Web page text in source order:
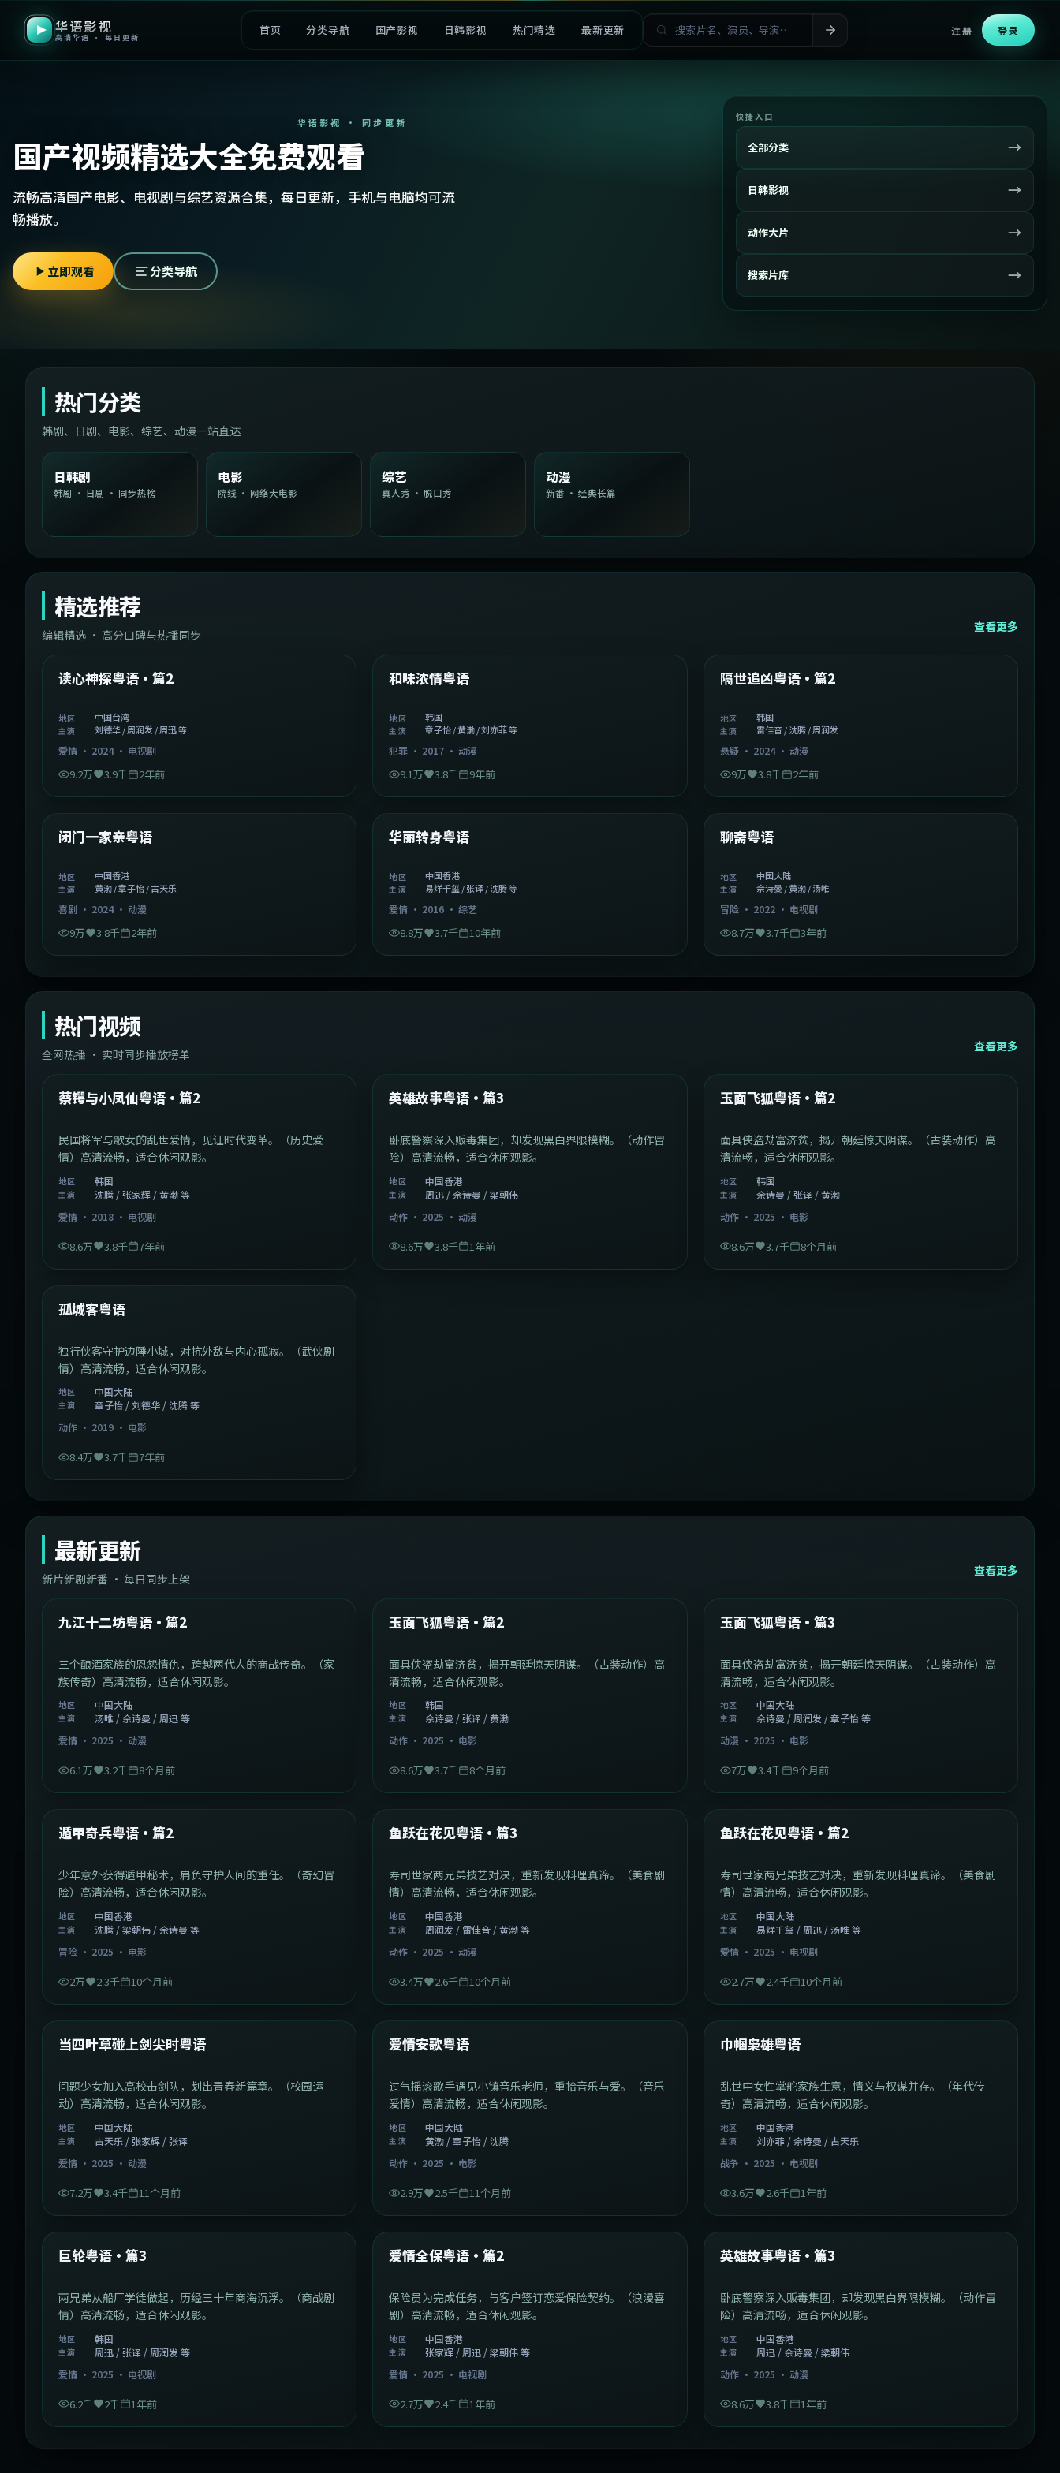
华语影视
高清华语 · 每日更新 首页 分类导航 国产影视 日韩影视 热门精选 最新更新 注册 登录
华语影视 · 同步更新
国产视频精选大全免费观看
流畅高清国产电影、电视剧与综艺资源合集，每日更新，手机与电脑均可流
畅播放。
立即观看 分类导航
快捷入口
全部分类 →
日韩影视 →
动作大片 →
搜索片库 →
热门分类
韩剧、日剧、电影、综艺、动漫一站直达
日韩剧
韩剧 · 日剧 · 同步热榜
电影
院线 · 网络大电影
综艺
真人秀 · 脱口秀
动漫
新番 · 经典长篇
精选推荐
编辑精选 · 高分口碑与热播同步
查看更多
精选
中国台湾
读心神探粤语·篇2
地区 中国台湾
主演 刘德华 / 周润发 / 周迅 等
爱情 · 2024· 电视剧
9.2万 3.9千 2年前
精选
和味浓情粤语
地区 韩国
主演 章子怡 / 黄渤 / 刘亦菲 等
犯罪 · 2017 ·动漫
9.1万 3.8千 9年前
精选
2:05:21
隔世追凶粤语·篇2
地区 韩国
主演 雷佳音 / 沈腾 / 周润发
悬疑· 2024· 动漫
9万 3.8千 2年前
精选
中国香港 1:06:37
闭门一家亲粤语
地区 中国香港
主演 黄渤 / 章子怡 / 古天乐
喜剧 · 2024· 动漫
9万 3.8千 2年前
精选
中国香港 1:27:50
华丽转身粤语
地区 中国香港
主演 易烊千玺 / 张译 / 沈腾 等
爱情 · 2016 ·综艺
8.8万 3.7千 10年前
精选
中国大陆 2:02:43
聊斋粤语
地区 中国大陆
主演 佘诗曼 / 黄渤 / 汤唯
冒险· 2022· 电视剧
8.7万 3.7千 3年前
热门视频
全网热播 · 实时同步播放榜单
查看更多
热门
韩国
蔡锷与小凤仙粤语·篇2
民国将军与歌女的乱世爱情，见证时代变革。（历史爱
情）高清流畅，适合休闲观影。
地区 韩国
主演
沈腾 / 张家辉 / 黄渤 等
爱情 · 2018 · 电视剧
8.6万 3.8千 7年前
热门
英雄故事粤语·篇3
卧底警察深入贩毒集团，却发现黑白界限模糊。（动作冒
险）高清流畅，适合休闲观影。
地区 中国香港
主演
周迅 / 佘诗曼 / 梁朝伟
动作 · 2025 ·动漫
8.6万 3.8千 1年前
热门
2:13:08
玉面飞狐粤语·篇2
面具侠盗劫富济贫，揭开朝廷惊天阴谋。（古装动作）高
清流畅，适合休闲观影。
地区 韩国
主演
佘诗曼 / 张译 / 黄渤
动作· 2025 · 电影
8.6万 3.7千 8个月前
热门
中国大陆
孤城客粤语
独行侠客守护边陲小城，对抗外敌与内心孤寂。（武侠剧
情）高清流畅，适合休闲观影。
地区 中国大陆
主演
章子怡 / 刘德华 / 沈腾 等
动作 · 2019 · 电影
8.4万 3.7千 7年前
最新更新
新片新剧新番 · 每日同步上架
查看更多
最新
中国大陆
九江十二坊粤语·篇2
三个酿酒家族的恩怨情仇，跨越两代人的商战传奇。（家
族传奇）高清流畅，适合休闲观影。
地区 中国大陆
主演
汤唯 / 佘诗曼 / 周迅 等
爱情 · 2025 · 动漫
6.1万 3.2千 8个月前
最新
玉面飞狐粤语·篇2
面具侠盗劫富济贫，揭开朝廷惊天阴谋。（古装动作）高
清流畅，适合休闲观影。
地区 韩国
主演
佘诗曼 / 张译 / 黄渤
动作 · 2025 · 电影
8.6万 3.7千 8个月前
最新
1:07:39
玉面飞狐粤语·篇3
面具侠盗劫富济贫，揭开朝廷惊天阴谋。（古装动作）高
清流畅，适合休闲观影。
地区 中国大陆
主演
佘诗曼 / 周润发 / 章子怡 等
动漫 · 2025 · 电影
7万 3.4千 9个月前
最新
中国香港 1:10:21
遁甲奇兵粤语·篇2
少年意外获得遁甲秘术，肩负守护人间的重任。（奇幻冒
险）高清流畅，适合休闲观影。
地区 中国香港
主演
沈腾 / 梁朝伟 / 佘诗曼 等
冒险 · 2025 · 电影
2万 2.3千 10个月前
最新
中国香港 1:02:40
鱼跃在花见粤语·篇3
寿司世家两兄弟技艺对决，重新发现料理真谛。（美食剧
情）高清流畅，适合休闲观影。
地区 中国香港
主演
周润发 / 雷佳音 / 黄渤 等
动作 · 2025 ·动漫
3.4万 2.6千 10个月前
最新
中国大陆 1:09:53
鱼跃在花见粤语·篇2
寿司世家两兄弟技艺对决，重新发现料理真谛。（美食剧
情）高清流畅，适合休闲观影。
地区 中国大陆
主演
易烊千玺 / 周迅 / 汤唯 等
爱情· 2025 · 电视剧
2.7万 2.4千 10个月前
最新
中国大陆 1:23:05
当四叶草碰上剑尖时粤语
问题少女加入高校击剑队，划出青春新篇章。（校园运
动）高清流畅，适合休闲观影。
地区 中国大陆
主演
古天乐 / 张家辉 / 张译
爱情 · 2025 · 动漫
7.2万 3.4千 11个月前
最新
中国大陆 1:46:58
爱情安歌粤语
过气摇滚歌手遇见小镇音乐老师，重拾音乐与爱。（音乐
爱情）高清流畅，适合休闲观影。
地区 中国大陆
主演
黄渤 / 章子怡 / 沈腾
动作 · 2025 · 电影
2.9万 2.5千 11个月前
最新
中国香港 1:29:59
巾帼枭雄粤语
乱世中女性掌舵家族生意，情义与权谋并存。（年代传
奇）高清流畅，适合休闲观影。
地区 中国香港
主演
刘亦菲 / 佘诗曼 / 古天乐
战争 · 2025 · 电视剧
3.6万 2.6千 1年前
最新
韩国
巨轮粤语·篇3
两兄弟从船厂学徒做起，历经三十年商海沉浮。（商战剧
情）高清流畅，适合休闲观影。
地区 韩国
主演
周迅 / 张译 / 周润发 等
爱情 · 2025 · 电视剧
6.2千 2千 1年前
最新
中国香港
爱情全保粤语·篇2
保险员为完成任务，与客户签订恋爱保险契约。（浪漫喜
剧）高清流畅，适合休闲观影。
地区 中国香港
主演
张家辉 / 周迅 / 梁朝伟 等
爱情 · 2025 · 电视剧
2.7万 2.4千 1年前
最新
中国香港
英雄故事粤语·篇3
卧底警察深入贩毒集团，却发现黑白界限模糊。（动作冒
险）高清流畅，适合休闲观影。
地区 中国香港
主演
周迅 / 佘诗曼 / 梁朝伟
动作· 2025 · 动漫
8.6万 3.8千 1年前